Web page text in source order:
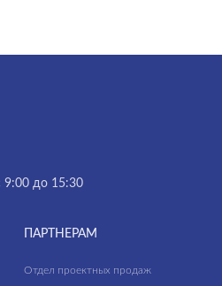
9:00 до 15:30
ПАРТНЕРАМ
Отдел проектных продаж